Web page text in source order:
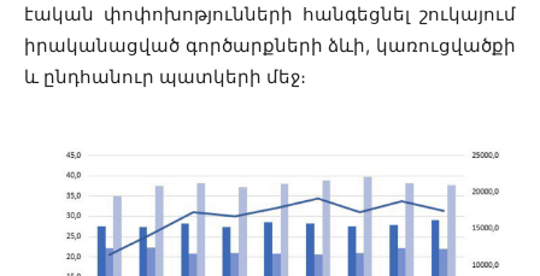
էական փոփոխոթյունների հանգեցնել շուկայում
իրականացված գործարքների ձևի, կառուցվածքի
և ընդհանուր պատկերի մեջ։